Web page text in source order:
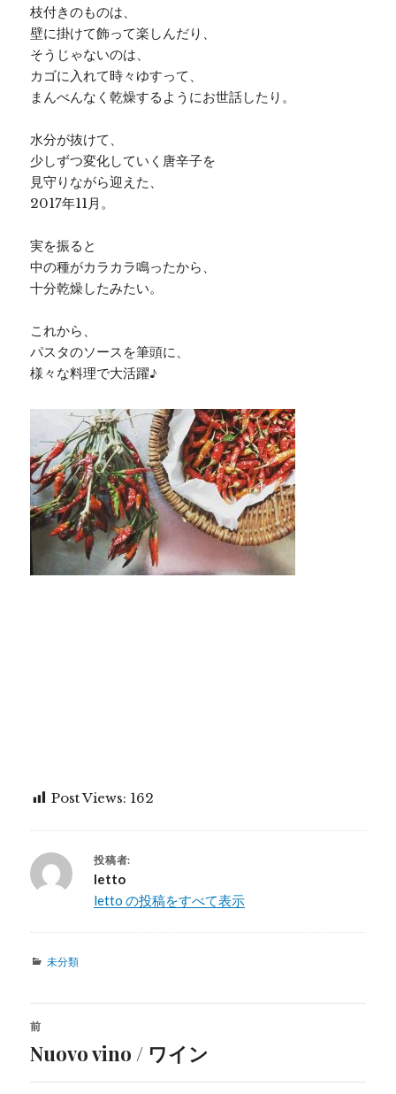
枝付きのものは、
壁に掛けて飾って楽しんだり、
そうじゃないのは、
カゴに入れて時々ゆすって、
まんべんなく乾燥するようにお世話したり。
水分が抜けて、
少しずつ変化していく唐辛子を
見守りながら迎えた、
2017年11月。
実を振ると
中の種がカラカラ鳴ったから、
十分乾燥したみたい。
これから、
パスタのソースを筆頭に、
様々な料理で大活躍♪
Post Views: 162
投稿者:
letto
letto の投稿をすべて表示
カ
リ
未分類
投
稿
ナ
前
過
Nuovo vino / ワイン